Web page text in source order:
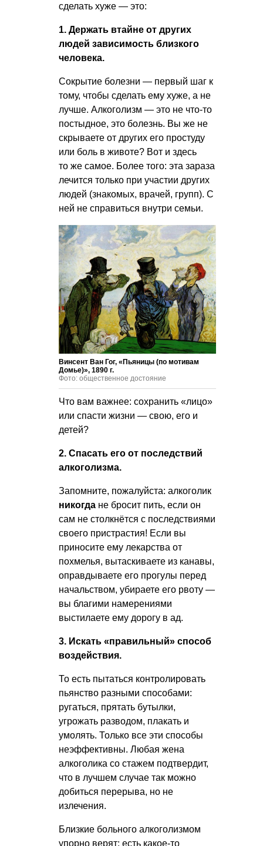
сделать хуже — это:
1. Держать втайне от других
людей зависимость близкого
человека.
Сокрытие болезни — первый шаг к
тому, чтобы сделать ему хуже, а не
лучше. Алкоголизм — это не что-то
постыдное, это болезнь. Вы же не
скрываете от других его простуду
или боль в животе? Вот и здесь
то же самое. Более того: эта зараза
лечится только при участии других
людей (знакомых, врачей, групп). С
ней не справиться внутри семьи.
Винсент Ван Гог, «Пьяницы (по мотивам
Домье)», 1890 г.
Фото: общественное достояние
Что вам важнее: сохранить «лицо»
или спасти жизни — свою, его и
детей?
2. Спасать его от последствий
алкоголизма.
Запомните, пожалуйста: алкоголик
никогда не бросит пить, если он
сам не столкнётся с последствиями
своего пристрастия! Если вы
приносите ему лекарства от
похмелья, вытаскиваете из канавы,
оправдываете его прогулы перед
начальством, убираете его рвоту —
вы благими намерениями
выстилаете ему дорогу в ад.
3. Искать «правильный» способ
воздействия.
То есть пытаться контролировать
пьянство разными способами:
ругаться, прятать бутылки,
угрожать разводом, плакать и
умолять. Только все эти способы
неэффективны. Любая жена
алкоголика со стажем подтвердит,
что в лучшем случае так можно
добиться перерыва, но не
излечения.
Близкие больного алкоголизмом
упорно верят: есть какое-то